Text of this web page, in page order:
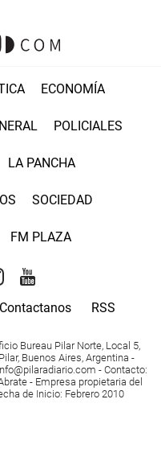
ECONOMÍA
POLICIALES
LA PANCHA
SOCIEDAD
FM PLAZA
Contactanos RSS
Bureau Pilar Norte, Local 5,
Buenos Aires, Argentina -
- Contacto:
- Empresa propietaria del
de Inicio: Febrero 2010